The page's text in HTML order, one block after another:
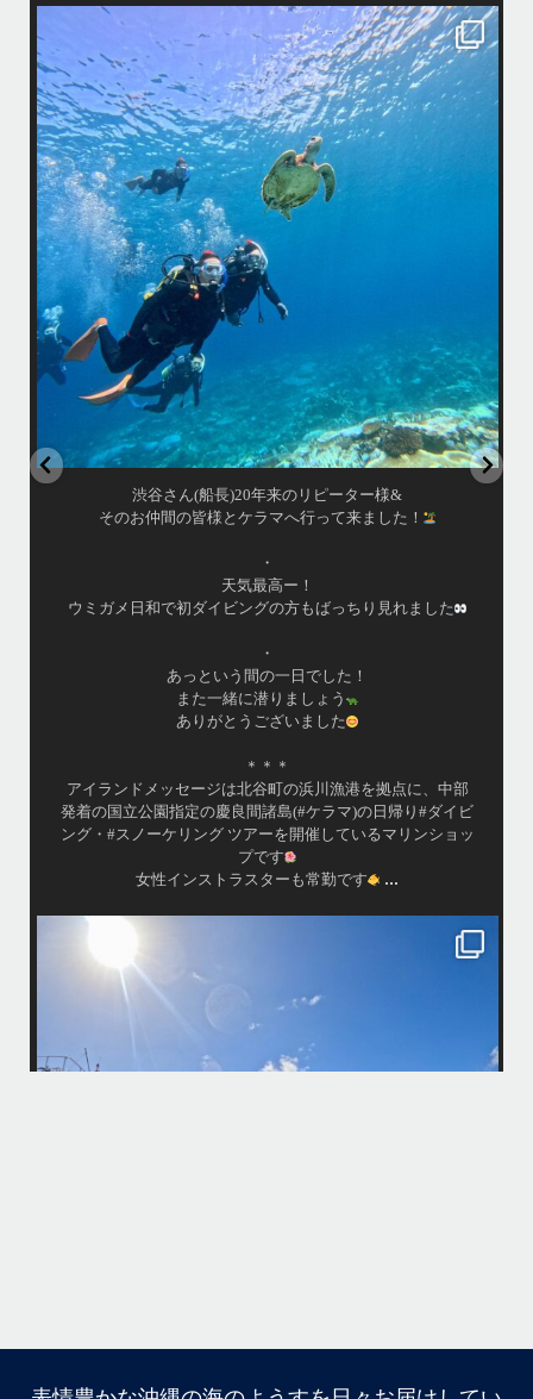
island.message
はいさい！
アイランドメッセージです
•
最近投稿できてませんでしたが今シーズンも渡嘉敷島上陸ツアーとケラ
マ体験ダイビング&シュノーケル班に分かれて毎日海へ行っております
•
海が穏やかな日がずーっと続いていてボートダイビングには最高のコン
ディションです！
昔よく潜りに来て下さっていたリピーターさんの子供が10才になったの
で一緒にダイビングデビュー…なんて嬉しいシチュエーションもあり、
毎日色々なお客様と楽しくご一緒させて頂いてます
渡嘉敷島の方も夏には珍しい北風つづきのおかげでビーチが穏やか
...
8月 14
はいさい！
アイランドメッセージです
最近投稿できてませんでしたが今シーズンも渡嘉敷島上陸
ツアーとケラマ体験ダイビング&シュノーケル班に分かれて
毎日海へ行っております
海が穏やかな日がずーっと続いていてボートダイビングに
は最高のコンディションです！
昔よく潜りに来て下さっていたリピーターさんの子供が10
才になったので一緒にダイビングデビュー…なんて嬉しい
緒させて頂いてます
•
渡嘉敷島の方も夏には珍しい北風つづきのおかげでビーチ
が穏やか
...
island.message
・
最近は、連日クルーザーチャーターのご利用が続いていて梅雨明け後の
パーフェクトな海でバナナボートに船上BBQ、シュノーケリングとお楽
しみ頂いております
何ヶ月も前からやり取りさせて頂き温めていたご予約でしたので、お天